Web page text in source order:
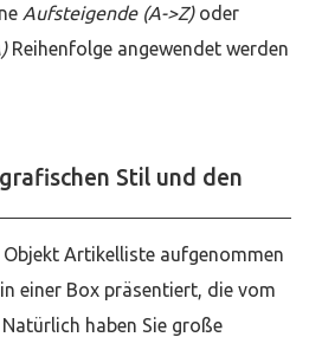
Aufsteigende (A->Z)oder
Reihenfolge angewendet werden
Stil und den
Artikelliste aufgenommen
einer Box präsentiert, die vom
haben Sie große